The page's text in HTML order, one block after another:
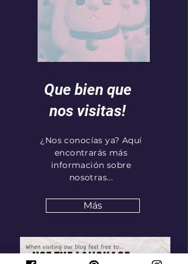
Que bien que
nos visitas!
¿Nos conocías ya? Aquí
encontrarás más
información sobre
nosotras...
Más